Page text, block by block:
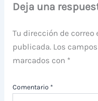
Deja una
Tu dirección de correo
publicada. Los
marcados con *
Comentario *